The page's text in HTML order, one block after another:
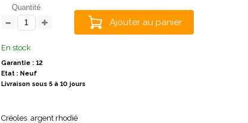
Quantité
Ajouter au panier
En stock
Garantie : 12
Etat : Neuf
Livraison sous 5 à 10 jours
Créoles argent rhodié